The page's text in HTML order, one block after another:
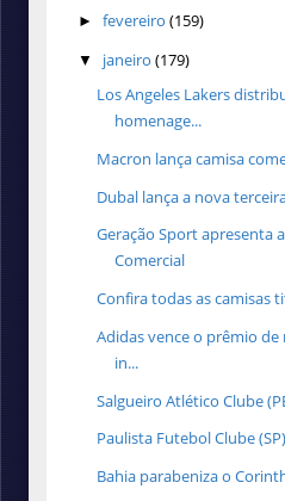
► fevereiro (159)
▼ janeiro (179)
Los Angeles Lakers
homenage...
Macron lança camisa
Dubal lança a nova
Geração Sport apresenta
Comercial
Confira todas as camisas
Adidas vence o prêmio
in...
Salgueiro Atlético Clube
Paulista Futebol Clube (SP)
Bahia parabeniza o